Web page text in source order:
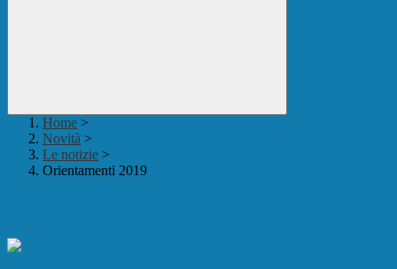
Home >
Novità >
Le notizie >
Orientamenti 2019